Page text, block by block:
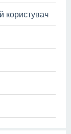
користувач